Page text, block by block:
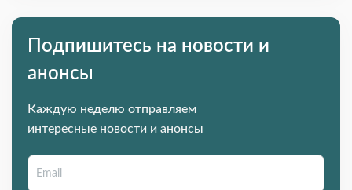
Подпишитесь на новости и
анонсы
Каждую неделю отправляем
интересные новости и анонсы